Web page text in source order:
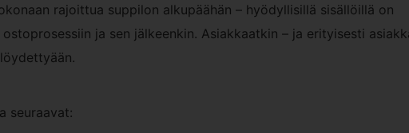
rajoittua suppilon alkupäähän – hyödyllisillä sisällöillä on
ja sen jälkeenkin. Asiakkaatkin – ja erityisesti
seuraavat: